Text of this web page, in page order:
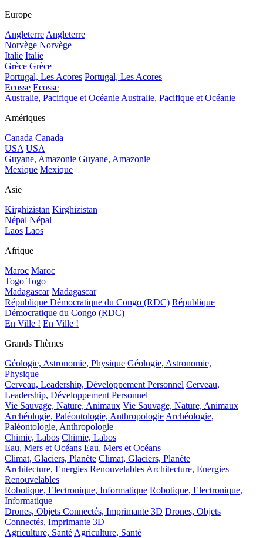
Europe
Angleterre Angleterre
Norvège Norvège
Italie Italie
Grèce Grèce
Portugal, Les Acores Portugal, Les Acores
Ecosse Ecosse
Australie, Pacifique et Océanie Australie, Pacifique et Océanie
Amériques
Canada Canada
USA USA
Guyane, Amazonie Guyane, Amazonie
Mexique Mexique
Asie
Kirghizistan Kirghizistan
Népal Népal
Laos Laos
Afrique
Maroc Maroc
Togo Togo
Madagascar Madagascar
République Démocratique du Congo (RDC) République
Démocratique du Congo (RDC)
En Ville ! En Ville !
Grands Thèmes
Géologie, Astronomie, Physique Géologie, Astronomie,
Physique
Cerveau, Leadership, Développement Personnel Cerveau,
Leadership, Développement Personnel
Vie Sauvage, Nature, Animaux Vie Sauvage, Nature, Animaux
Archéologie, Paléontologie, Anthropologie Archéologie,
Paléontologie, Anthropologie
Chimie, Labos Chimie, Labos
Eau, Mers et Océans Eau, Mers et Océans
Climat, Glaciers, Planète Climat, Glaciers, Planète
Architecture, Energies Renouvelables Architecture, Energies
Renouvelables
Robotique, Electronique, Informatique Robotique, Electronique,
Informatique
Drones, Objets Connectés, Imprimante 3D Drones, Objets
Connectés, Imprimante 3D
Agriculture, Santé Agriculture, Santé